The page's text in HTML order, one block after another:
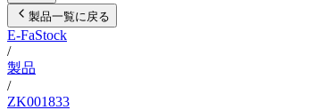
製品一覧に戻る
E-FaStock
/
製品
/
ZK001833